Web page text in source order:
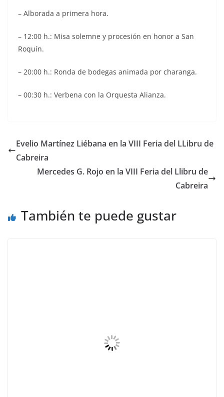
– Alborada a primera hora.
– 12:00 h.: Misa solemne y procesión en honor a San
Roquín.
– 20:00 h.: Ronda de bodegas animada por charanga.
– 00:30 h.: Verbena con la Orquesta Alianza.
Evelio Martínez Liébana en la VIII Feria del LLibru de
Cabreira
Mercedes G. Rojo en la VIII Feria del Llibru de
Cabreira
También te puede gustar